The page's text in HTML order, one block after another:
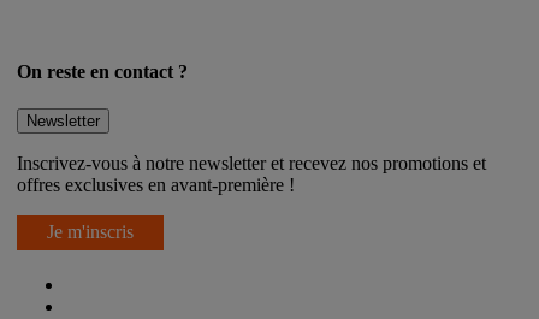
On reste en contact ?
Newsletter
Inscrivez-vous à notre newsletter et recevez nos promotions et
offres exclusives en avant-première !
Je m'inscris